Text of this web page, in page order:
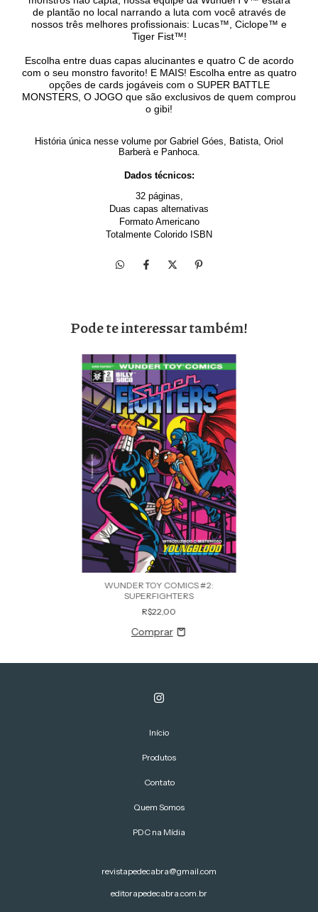
de plantão no local narrando a luta com você através de
nossos três melhores profissionais: Lucas™, Ciclope™ e
Tiger Fist™!
Escolha entre duas capas alucinantes e quatro C de acordo
com o seu monstro favorito! E MAIS! Escolha entre as quatro
opções de cards jogáveis com o SUPER BATTLE
MONSTERS, O JOGO que são exclusivos de quem comprou
o gibi!
História única nesse volume por Gabriel Góes, Batista, Oriol
Barberà e Panhoca.
Dados técnicos:
32 páginas,
Duas capas alternativas
Formato Americano
Totalmente Colorido ISBN
Pode te interessar também!
WUNDER TOY COMICS #2:
SUPERFIGHTERS
R$22,00
Início
Produtos
Contato
Quem Somos
PDC na Mídia
revistapedecabra@gmail.com
editorapedecabra.com.br